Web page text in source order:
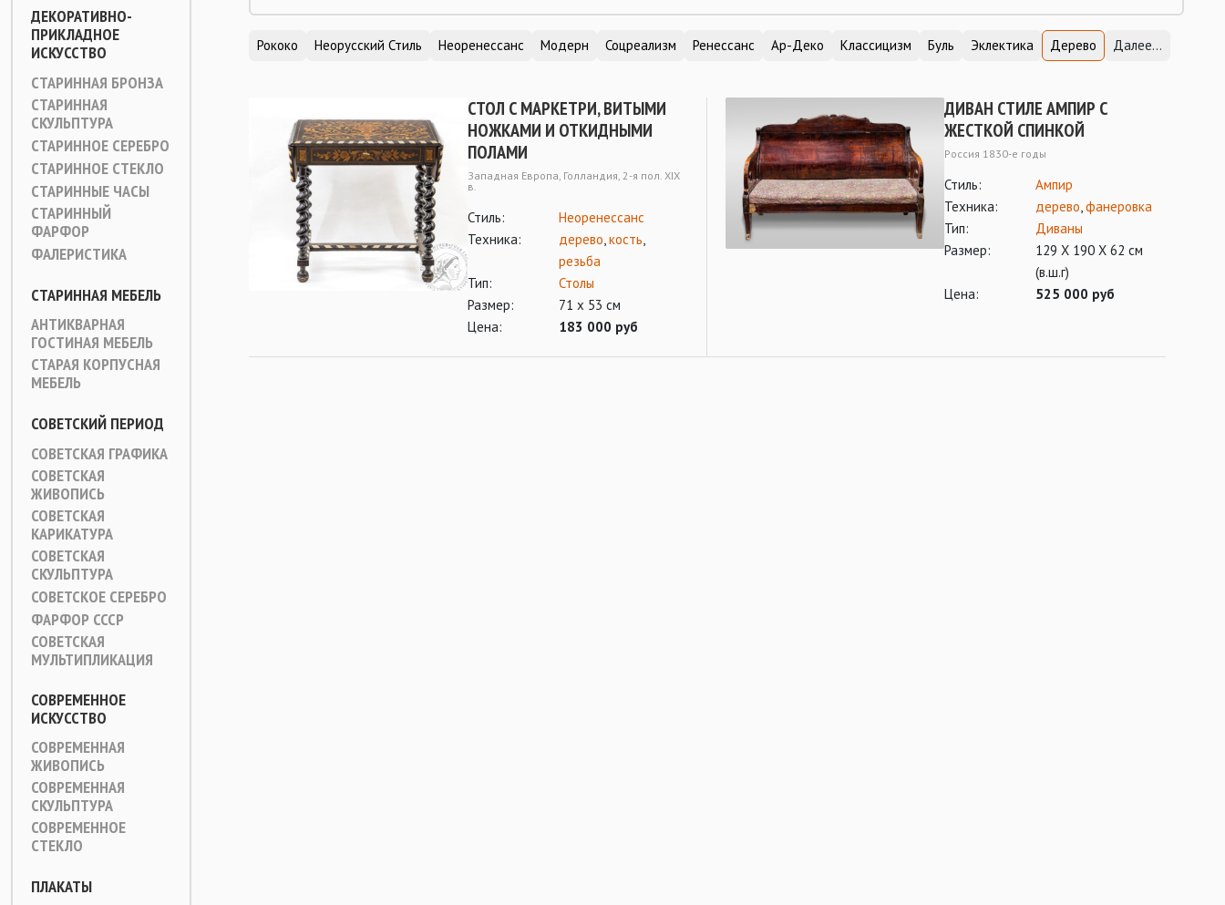
ДЕКОРАТИВНО-
ПРИКЛАДНОЕ
ИСКУССТВО
СТАРИННАЯ БРОНЗА
СТАРИННАЯ
СКУЛЬПТУРА
СТАРИННОЕ СЕРЕБРО
СТАРИННОЕ СТЕКЛО
СТАРИННЫЕ ЧАСЫ
СТАРИННЫЙ
ФАРФОР
ФАЛЕРИСТИКА
СТАРИННАЯ МЕБЕЛЬ
АНТИКВАРНАЯ
ГОСТИНАЯ МЕБЕЛЬ
СТАРАЯ КОРПУСНАЯ
МЕБЕЛЬ
СОВЕТСКИЙ ПЕРИОД
СОВЕТСКАЯ ГРАФИКА
СОВЕТСКАЯ
ЖИВОПИСЬ
СОВЕТСКАЯ
КАРИКАТУРА
СОВЕТСКАЯ
СКУЛЬПТУРА
СОВЕТСКОЕ СЕРЕБРО
ФАРФОР СССР
СОВЕТСКАЯ
МУЛЬТИПЛИКАЦИЯ
СОВРЕМЕННОЕ
ИСКУССТВО
СОВРЕМЕННАЯ
ЖИВОПИСЬ
СОВРЕМЕННАЯ
СКУЛЬПТУРА
СОВРЕМЕННОЕ
СТЕКЛО
ПЛАКАТЫ
Рококо Неорусский Стиль Неоренессанс Модерн Соцреализм Ренессанс Ар-Деко Классицизм Буль Эклектика Дерево Далее...
СТОЛ С МАРКЕТРИ, ВИТЫМИ
НОЖКАМИ И ОТКИДНЫМИ
ПОЛАМИ
Западная Европа, Голландия, 2-я пол. XIX
в.
Стиль:
Неоренессанс
Техника:
дерево,кость,
резьба
Тип:
Столы
Размер:
71 х 53 см
Цена:
183 000 руб
ДИВАН СТИЛЕ АМПИР С
ЖЕСТКОЙ СПИНКОЙ
Россия 1830-е годы
Стиль:
Ампир
Техника:
дерево,фанеровка
Тип:
Диваны
Размер:
129 Х 190 Х 62 см
(в.ш.г)
Цена:
525 000 руб